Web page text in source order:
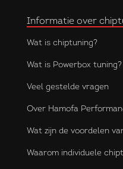
Informatie over
Wat is chiptuning?
Wat is Powerbox tuning?
Veel gestelde vragen
Over Hamofa
Wat zijn de voordelen
Waarom individuele